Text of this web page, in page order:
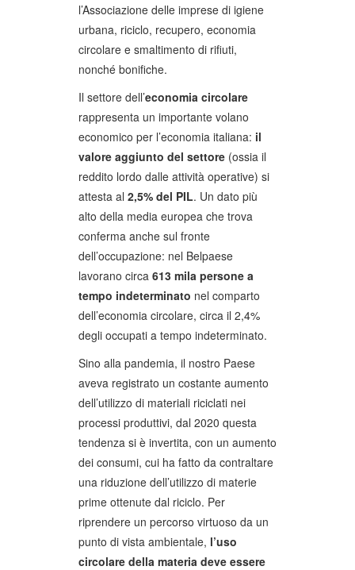
l’Associazione delle imprese di igiene
urbana, riciclo, recupero, economia
circolare e smaltimento di rifiuti,
nonché bonifiche.
Il settore dell’economia circolare
rappresenta un importante volano
economico per l’economia italiana: il
valore aggiunto del settore (ossia il
reddito lordo dalle attività operative) si
attesta al 2,5% del PIL. Un dato più
alto della media europea che trova
conferma anche sul fronte
dell’occupazione: nel Belpaese
lavorano circa 613 mila persone a
tempo indeterminato nel comparto
dell’economia circolare, circa il 2,4%
degli occupati a tempo indeterminato.
Sino alla pandemia, il nostro Paese
aveva registrato un costante aumento
dell’utilizzo di materiali riciclati nei
processi produttivi, dal 2020 questa
tendenza si è invertita, con un aumento
dei consumi, cui ha fatto da contraltare
una riduzione dell’utilizzo di materie
prime ottenute dal riciclo. Per
riprendere un percorso virtuoso da un
punto di vista ambientale, l’uso
circolare della materia deve essere